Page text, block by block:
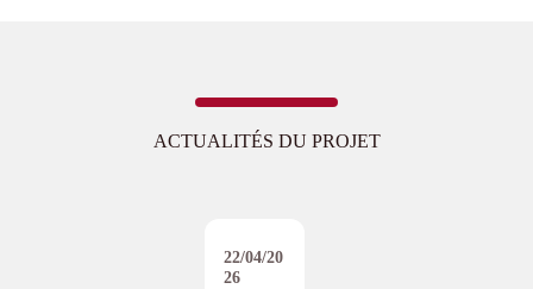
ACTUALITÉS DU PROJET
22/04/20
26